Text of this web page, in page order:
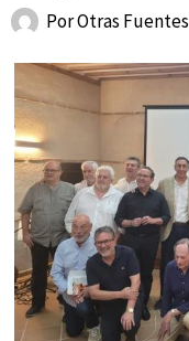
PorOtras Fuentes